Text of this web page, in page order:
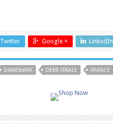
Twitter Google + LinkedIn
DANEMARK DEMI-FINALE FRANCE